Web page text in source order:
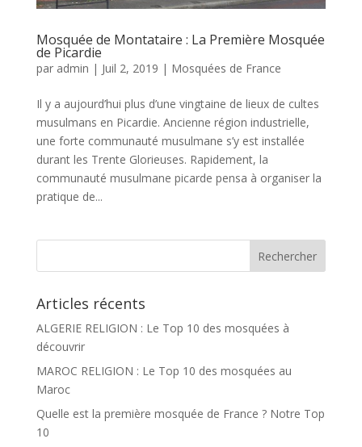
Mosquée de Montataire : La Première Mosquée
de Picardie
par admin | Juil 2, 2019 | Mosquées de France
Il y a aujourd’hui plus d’une vingtaine de lieux de cultes
musulmans en Picardie. Ancienne région industrielle,
une forte communauté musulmane s’y est installée
durant les Trente Glorieuses. Rapidement, la
communauté musulmane picarde pensa à organiser la
pratique de...
Articles récents
ALGERIE RELIGION : Le Top 10 des mosquées à
découvrir
MAROC RELIGION : Le Top 10 des mosquées au
Maroc
Quelle est la première mosquée de France ? Notre Top
10